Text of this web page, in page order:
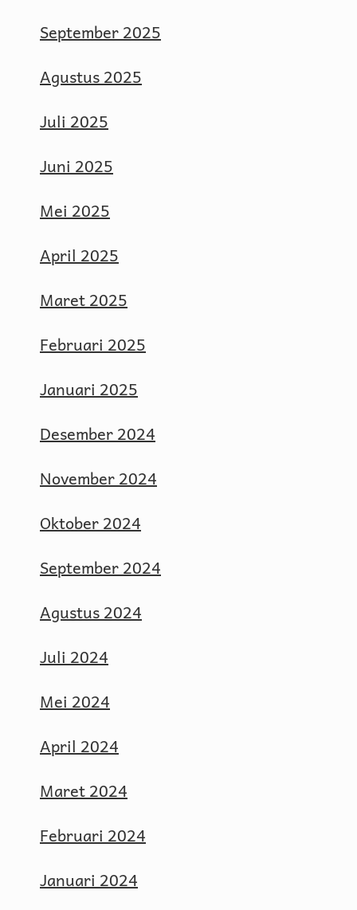
September 2025
Agustus 2025
Juli 2025
Juni 2025
Mei 2025
April 2025
Maret 2025
Februari 2025
Januari 2025
Desember 2024
November 2024
Oktober 2024
September 2024
Agustus 2024
Juli 2024
Mei 2024
April 2024
Maret 2024
Februari 2024
Januari 2024